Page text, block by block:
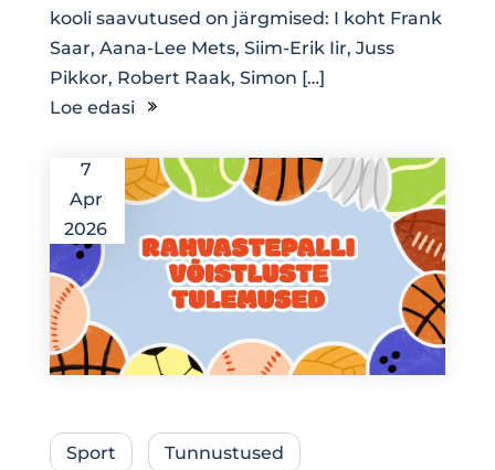
kooli saavutused on järgmised: I koht Frank
Saar, Aana-Lee Mets, Siim-Erik Iir, Juss
Pikkor, Robert Raak, Simon […]
Loe edasi
7
Apr
2026
Sport Tunnustused